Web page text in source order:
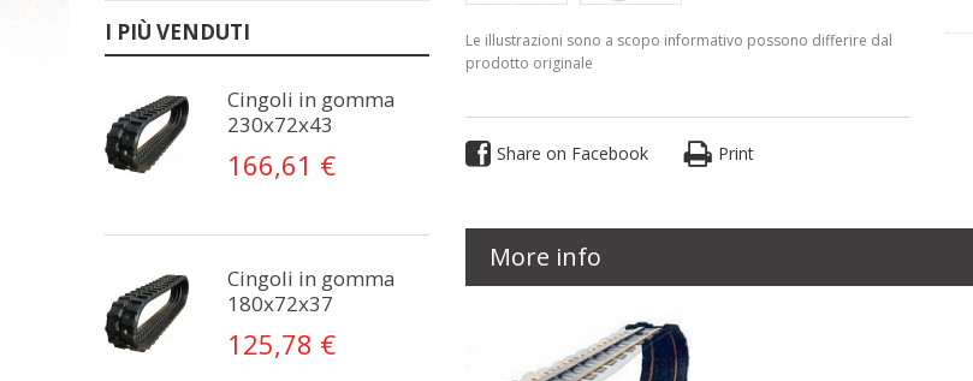
I PIÙ VENDUTI
Cingoli in gomma
230x72x43
166,61 €
Cingoli in gomma
180x72x37
125,78 €
Le illustrazioni sono a scopo informativo possono differire dal
prodotto originale
Share on Facebook Print
More info